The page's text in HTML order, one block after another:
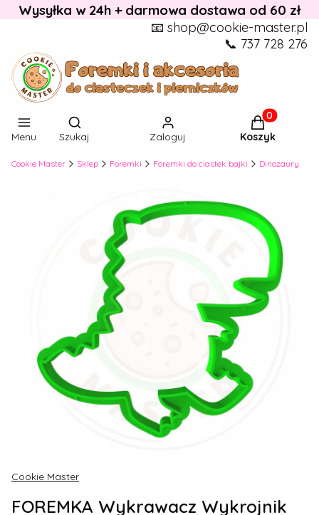
Wysyłka w 24h + darmowa dostawa od 60 zł
📧 shop@cookie-master.pl
📞 737 728 276
Menu
Otwórz wyszukiwarkę
Szukaj Zaloguj
Produkty w
Koszyk
Cookie Master Sklep Foremki Foremki do ciastek bajki Dinozaury
Cookie Master
FOREMKA Wykrawacz Wykrojnik